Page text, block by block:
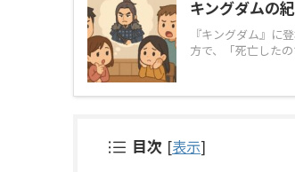
キングダムの
『キングダム』に
方で、「死亡した
目次 [表示]